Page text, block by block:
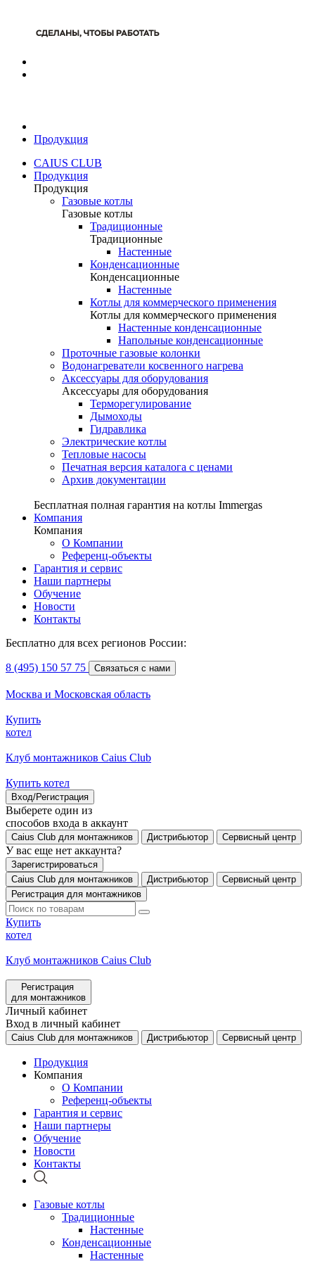
Продукция
CAIUS CLUB
Продукция
Продукция
Газовые котлы
Газовые котлы
Традиционные
Традиционные
Настенные
Конденсационные
Конденсационные
Настенные
Котлы для коммерческого применения
Котлы для коммерческого применения
Настенные конденсационные
Напольные конденсационные
Проточные газовые колонки
Водонагреватели косвенного нагрева
Аксессуары для оборудования
Аксессуары для оборудования
Терморегулирование
Дымоходы
Гидравлика
Электрические котлы
Тепловые насосы
Печатная версия каталога с ценами
Архив документации
Бесплатная полная гарантия на котлы Immergas
Компания
Компания
О Компании
Референц-объекты
Гарантия и сервис
Наши партнеры
Обучение
Новости
Контакты
Бесплатно для всех регионов России:
8 (495) 150 57 75 Связаться с нами
Москва и Московская область
Купить
котел
Клуб монтажников Caius Club
Купить котел
Вход/Регистрация
Выберете один из
способов входа в аккаунт
Caius Club для монтажников Дистрибьютор Сервисный центр
У вас еще нет аккаунта?
Зарегистрироваться
Caius Club для монтажников
Дистрибьютор
Сервисный центр
Регистрация для монтажников
Купить
котел
Клуб монтажников Caius Club
Регистрация
для монтажников
Личный кабинет
Вход в личный кабинет
Caius Club для монтажников Дистрибьютор Сервисный центр
Продукция
Компания
О Компании
Референц-объекты
Гарантия и сервис
Наши партнеры
Обучение
Новости
Контакты
Газовые котлы
Традиционные
Настенные
Конденсационные
Настенные